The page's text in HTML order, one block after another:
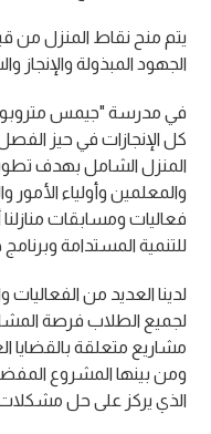
يتم منح نقاط المنزل من
الجهود المبذولة والإنجاز
في مدرسة "جيمس
كل الإنجازات في حيز
المنزل الشامل بهدف
والمعلمين وأولياء
فعاليات ومسابقات
للتنمية المستدامة
لدينا العديد من الفعاليات
لجميع الطلاب فرصة
مشاريع متعلقة بالقضايا
ومن بينها المشروع
الذي يركز على حل مشكلات